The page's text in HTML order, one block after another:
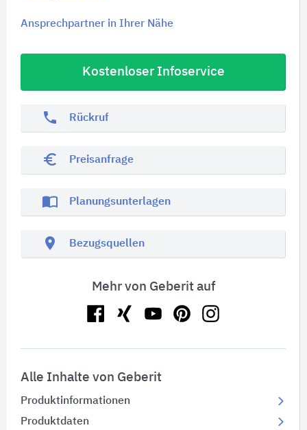
Ansprechpartner in Ihrer Nähe
Kostenloser Infoservice
phone Rückruf
euro_symbol Preisanfrage
import_contacts Planungsunterlagen
location_on Bezugsquellen
Mehr von Geberit auf
Alle Inhalte von Geberit
Produktinformationen
Produktdaten